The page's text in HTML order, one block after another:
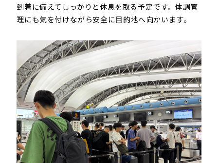
到着に備えてしっかりと休息を取る予定です。体調管
理にも気を付けながら安全に目的地へ向かいます。